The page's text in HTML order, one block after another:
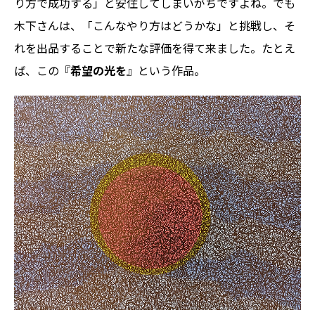
木下さんは、「こんなやり方はどうかな」と挑戦し、そ
れを出品することで新たな評価を得て来ました。たとえ
ば、この『希望の光を』という作品。